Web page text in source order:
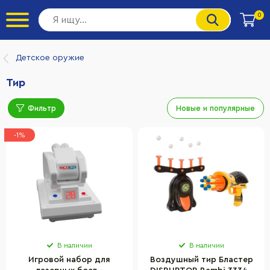
0
Детское оружие
Тир
Фильтр Новые и популярные
-1%
В наличии
Игровой набор для
В наличии
Воздушный тир Бластер